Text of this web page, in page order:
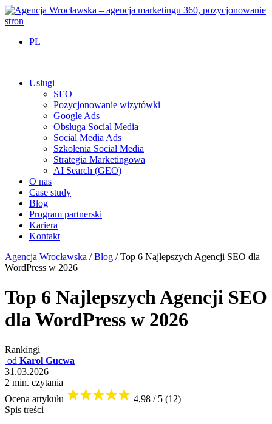
PL
Usługi
SEO
Pozycjonowanie wizytówki
Google Ads
Obsługa Social Media
Social Media Ads
Szkolenia Social Media
Strategia Marketingowa
AI Search (GEO)
O nas
Case study
Blog
Program partnerski
Kariera
Kontakt
Agencja Wrocławska /Blog /Top 6 Najlepszych Agencji SEO dla
WordPress w 2026
Top 6 Najlepszych Agencji SEO
dla WordPress w 2026
Rankingi
od Karol Gucwa
31.03.2026
2 min. czytania
Ocena artykułu
4,98 / 5 (12)
Spis treści